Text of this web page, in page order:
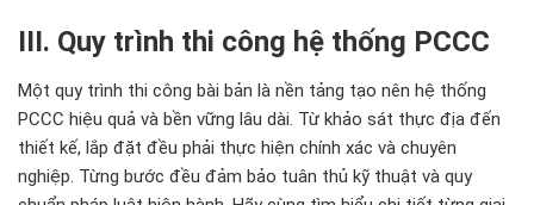
III. Quy trình thi công hệ thống PCCC
Một quy trình thi công bài bản là nền tảng tạo nên hệ thống
PCCC hiệu quả và bền vững lâu dài. Từ khảo sát thực địa đến
thiết kế, lắp đặt đều phải thực hiện chính xác và chuyên
nghiệp. Từng bước đều đảm bảo tuân thủ kỹ thuật và quy